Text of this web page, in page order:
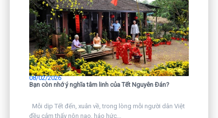
Bạn còn nhớ ý nghĩa tâm linh của Tết Nguyên Đán?
08/02/2026
Mỗi dịp Tết đến, xuân về, trong lòng mỗi người dân Việt
đều cảm thấy nôn nao, háo hức...